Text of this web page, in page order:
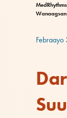
Wanaagsan